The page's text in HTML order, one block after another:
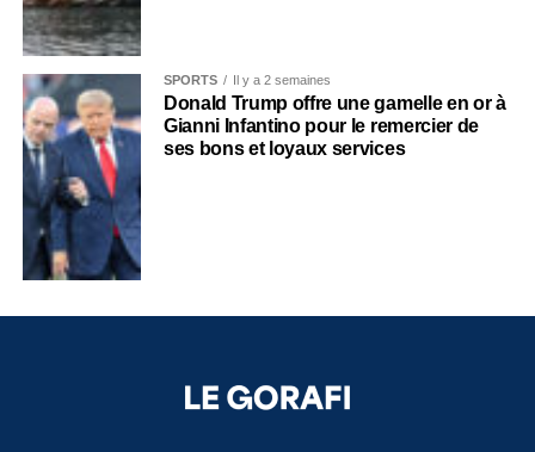
SPORTS Il y a 2 semaines
Donald Trump offre une gamelle en or à
Gianni Infantino pour le remercier de
ses bons et loyaux services